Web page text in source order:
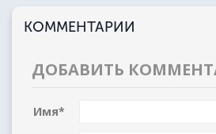
КОММЕНТАРИИ
ДОБАВИТЬ
Имя*